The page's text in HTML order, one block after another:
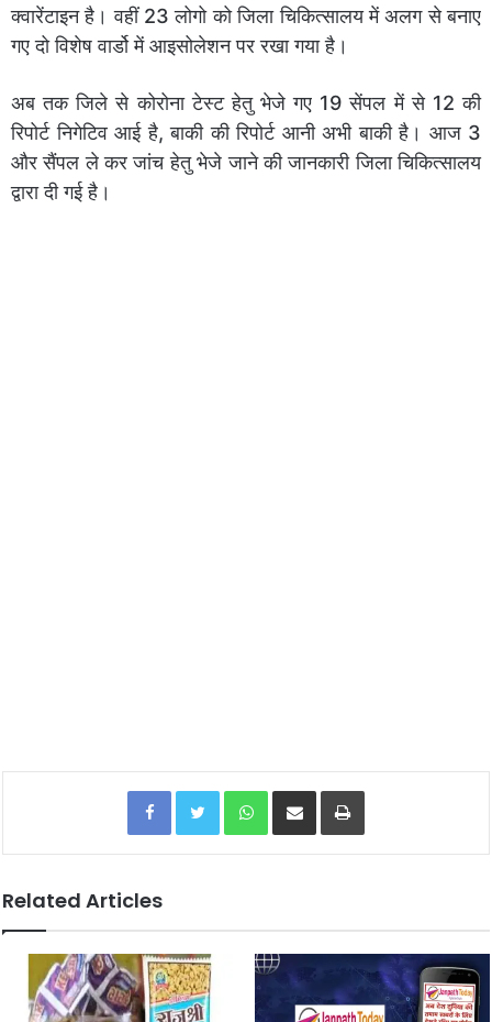
क्वारेंटाइन है। वहीं 23 लोगो को जिला चिकित्सालय में अलग से बनाए
गए दो विशेष वार्डो में आइसोलेशन पर रखा गया है।
अब तक जिले से कोरोना टेस्ट हेतु भेजे गए 19 सेंपल में से 12 की
रिपोर्ट निगेटिव आई है, बाकी की रिपोर्ट आनी अभी बाकी है। आज 3
और सैंपल ले कर जांच हेतु भेजे जाने की जानकारी जिला चिकित्सालय
द्वारा दी गई है।
Facebook Twitter WhatsApp
Related Articles